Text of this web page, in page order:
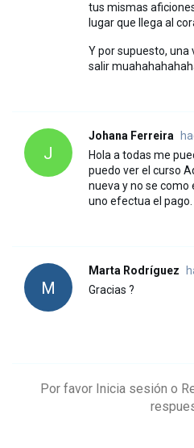
tus mismas
lugar que llega al
Y por supuesto, una
salir
J
Johana Ferreira
Hola a todas me
puedo ver el curso
nueva y no se como
uno efectua el
M
Marta Rodríguez
Gracias ?
Por favor Inicia sesión o